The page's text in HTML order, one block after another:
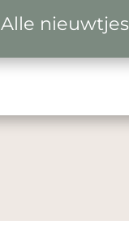
Alle nieuwtjes